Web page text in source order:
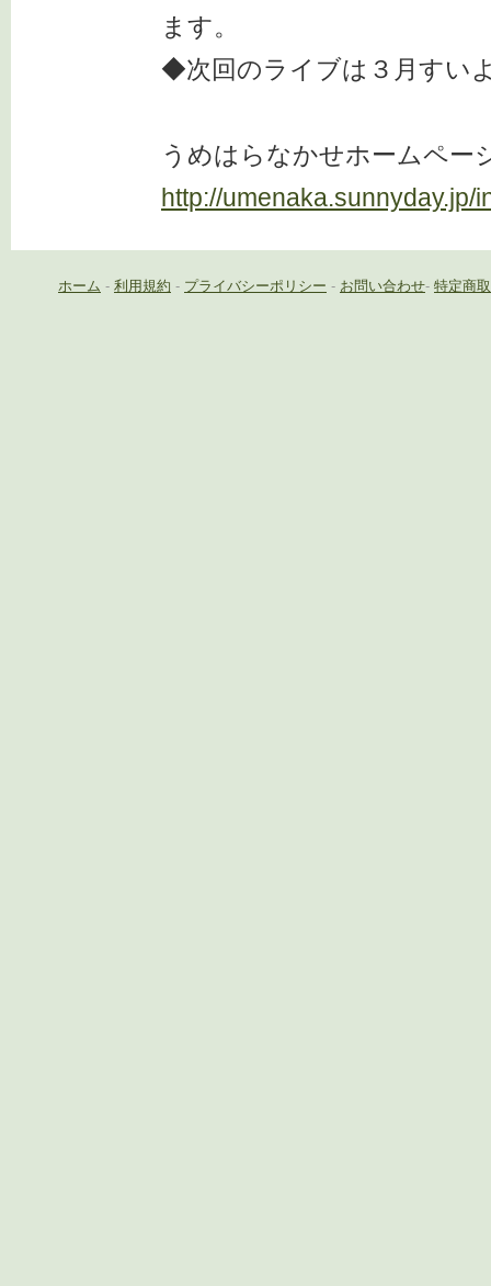
ます。
◆次回のライブは３月すい
うめはらなかせホームペー
http://umenaka.sunnyday.jp/
ホーム - 利用規約 - プライバシーポリシー - お問い合わせ- 特定商